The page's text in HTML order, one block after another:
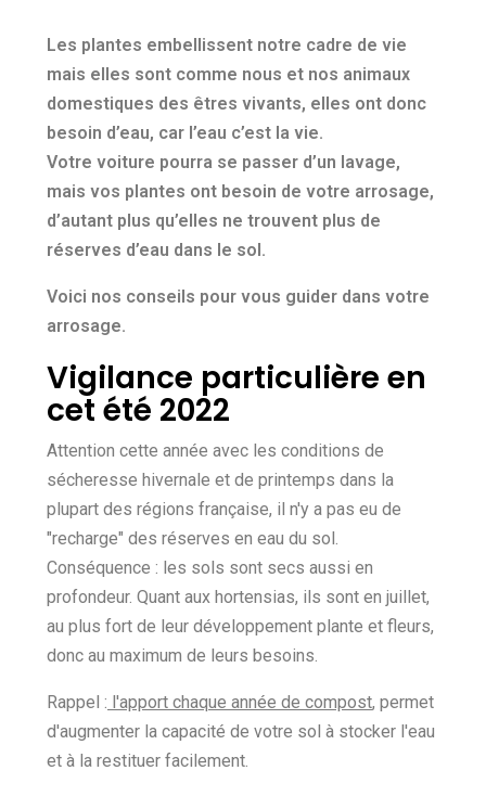
Les plantes embellissent notre cadre de vie
mais elles sont comme nous et nos animaux
domestiques des êtres vivants, elles ont donc
besoin d’eau, car l’eau c’est la vie.
Votre voiture pourra se passer d’un lavage,
mais vos plantes ont besoin de votre arrosage,
d’autant plus qu’elles ne trouvent plus de
réserves d’eau dans le sol.
Voici nos conseils pour vous guider dans votre
arrosage.
Vigilance particulière en
cet été 2022
Attention cette année avec les conditions de
sécheresse hivernale et de printemps dans la
plupart des régions française, il n'y a pas eu de
"recharge" des réserves en eau du sol.
Conséquence : les sols sont secs aussi en
profondeur. Quant aux hortensias, ils sont en juillet,
au plus fort de leur développement plante et fleurs,
donc au maximum de leurs besoins.
Rappel : l'apport chaque année de compost, permet
d'augmenter la capacité de votre sol à stocker l'eau
et à la restituer facilement.